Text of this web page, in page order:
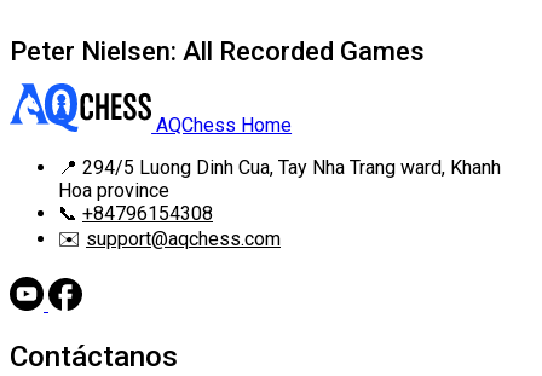
Peter Nielsen: All Recorded Games
AQChess Home
📍 294/5 Luong Dinh Cua, Tay Nha Trang ward, Khanh
Hoa province
📞 +84796154308
✉️ support@aqchess.com
Contáctanos